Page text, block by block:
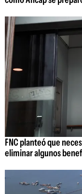
FNC planteó que
eliminar algunos